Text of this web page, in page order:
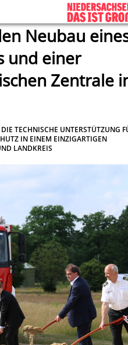
Neubau
und einer
Zentrale
TECHNISCHE UNTERSTÜTZUNG
IN EINEM EINZIGARTIGEN
LANDKREIS